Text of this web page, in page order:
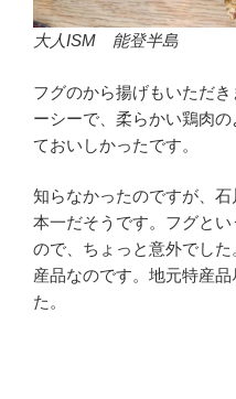
大人ISM 能登半島
フグのから揚げもいただ
ーシーで、柔らかい鶏肉
ておいしかったです。
知らなかったのですが、
本一だそうです。フグと
ので、ちょっと意外でし
産品なのです。地元特産
た。